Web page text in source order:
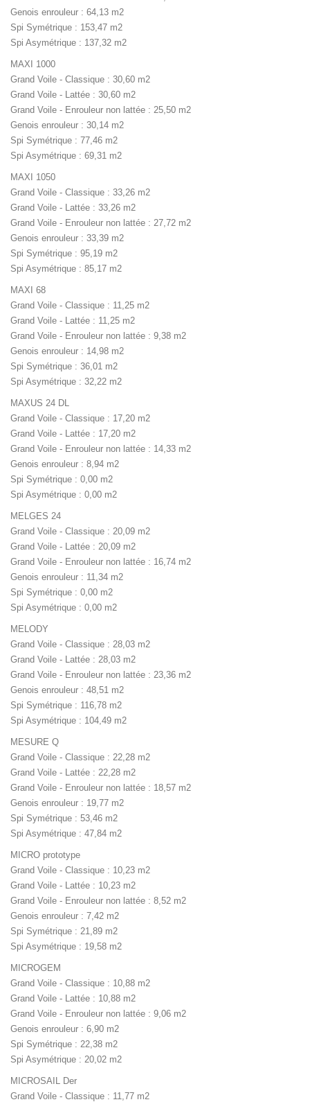
Genois enrouleur : 64,13 m2
Spi Symétrique : 153,47 m2
Spi Asymétrique : 137,32 m2
MAXI 1000
Grand Voile - Classique : 30,60 m2
Grand Voile - Lattée : 30,60 m2
Grand Voile - Enrouleur non lattée : 25,50 m2
Genois enrouleur : 30,14 m2
Spi Symétrique : 77,46 m2
Spi Asymétrique : 69,31 m2
MAXI 1050
Grand Voile - Classique : 33,26 m2
Grand Voile - Lattée : 33,26 m2
Grand Voile - Enrouleur non lattée : 27,72 m2
Genois enrouleur : 33,39 m2
Spi Symétrique : 95,19 m2
Spi Asymétrique : 85,17 m2
MAXI 68
Grand Voile - Classique : 11,25 m2
Grand Voile - Lattée : 11,25 m2
Grand Voile - Enrouleur non lattée : 9,38 m2
Genois enrouleur : 14,98 m2
Spi Symétrique : 36,01 m2
Spi Asymétrique : 32,22 m2
MAXUS 24 DL
Grand Voile - Classique : 17,20 m2
Grand Voile - Lattée : 17,20 m2
Grand Voile - Enrouleur non lattée : 14,33 m2
Genois enrouleur : 8,94 m2
Spi Symétrique : 0,00 m2
Spi Asymétrique : 0,00 m2
MELGES 24
Grand Voile - Classique : 20,09 m2
Grand Voile - Lattée : 20,09 m2
Grand Voile - Enrouleur non lattée : 16,74 m2
Genois enrouleur : 11,34 m2
Spi Symétrique : 0,00 m2
Spi Asymétrique : 0,00 m2
MELODY
Grand Voile - Classique : 28,03 m2
Grand Voile - Lattée : 28,03 m2
Grand Voile - Enrouleur non lattée : 23,36 m2
Genois enrouleur : 48,51 m2
Spi Symétrique : 116,78 m2
Spi Asymétrique : 104,49 m2
MESURE Q
Grand Voile - Classique : 22,28 m2
Grand Voile - Lattée : 22,28 m2
Grand Voile - Enrouleur non lattée : 18,57 m2
Genois enrouleur : 19,77 m2
Spi Symétrique : 53,46 m2
Spi Asymétrique : 47,84 m2
MICRO prototype
Grand Voile - Classique : 10,23 m2
Grand Voile - Lattée : 10,23 m2
Grand Voile - Enrouleur non lattée : 8,52 m2
Genois enrouleur : 7,42 m2
Spi Symétrique : 21,89 m2
Spi Asymétrique : 19,58 m2
MICROGEM
Grand Voile - Classique : 10,88 m2
Grand Voile - Lattée : 10,88 m2
Grand Voile - Enrouleur non lattée : 9,06 m2
Genois enrouleur : 6,90 m2
Spi Symétrique : 22,38 m2
Spi Asymétrique : 20,02 m2
MICROSAIL Der
Grand Voile - Classique : 11,77 m2